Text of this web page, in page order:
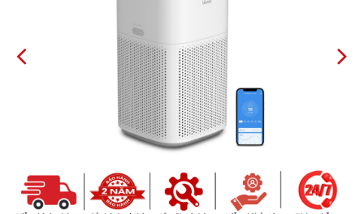
PREVIOUS NEXT